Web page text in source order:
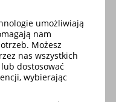
umożliwiają
nam
Możesz
nas wszystkich
dostosować
wybierając